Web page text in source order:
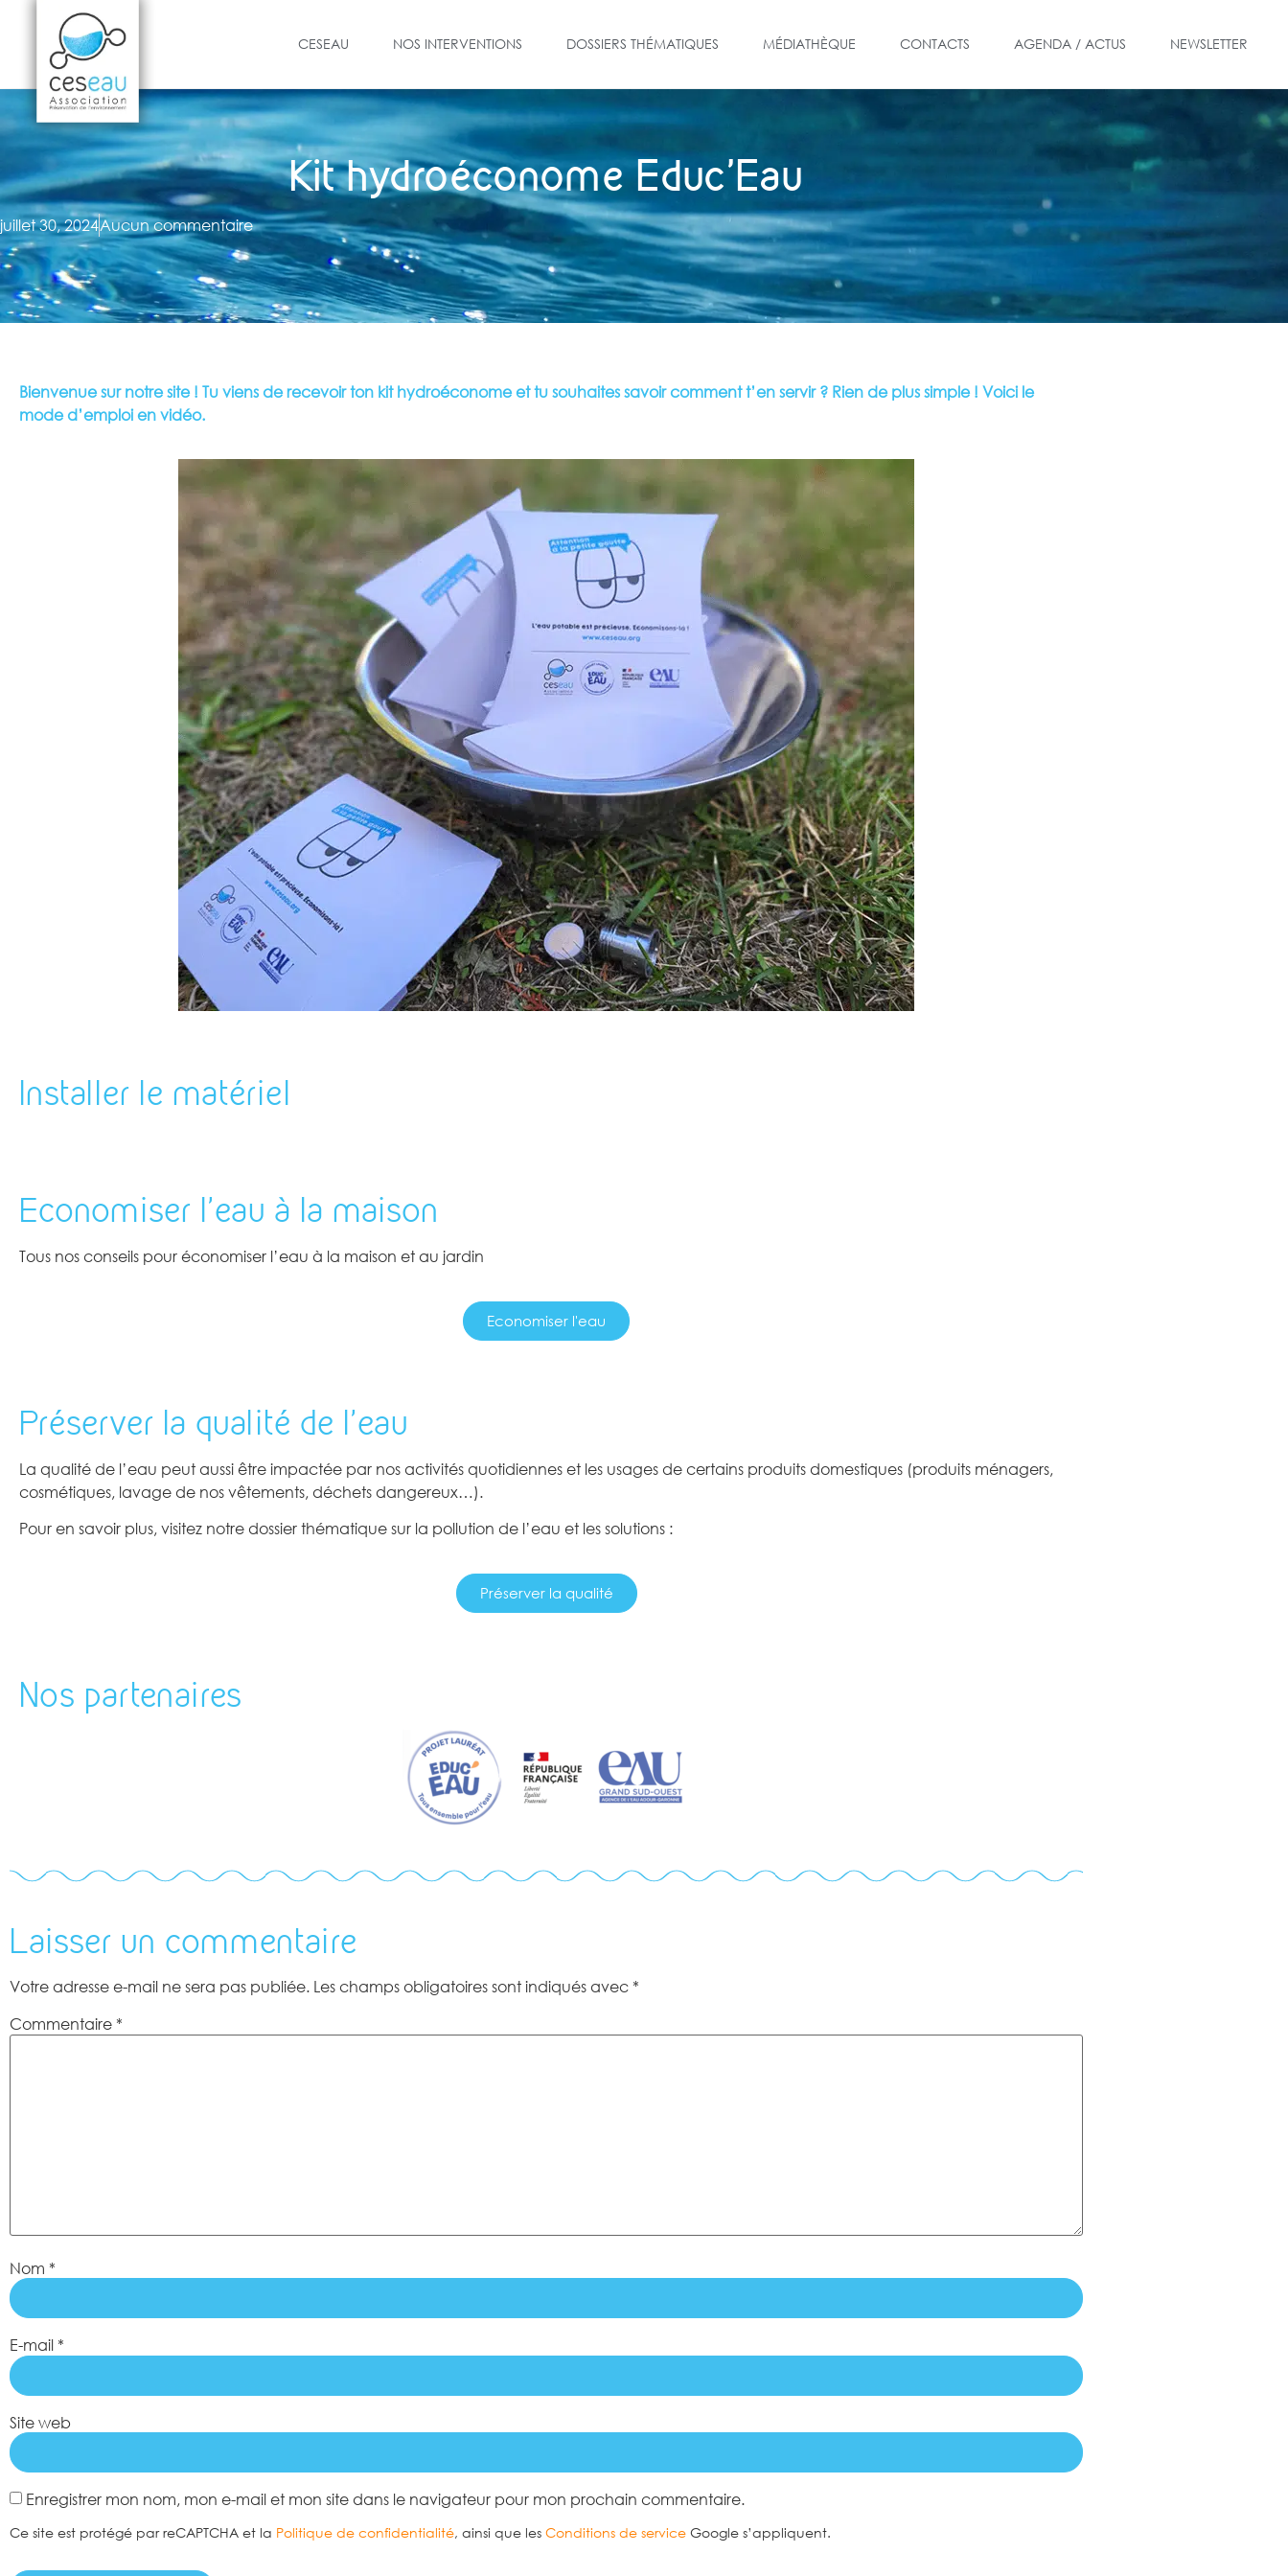
CESEAU NOS INTERVENTIONS DOSSIERS THÉMATIQUES MÉDIATHÈQUE CONTACTS AGENDA / ACTUS NEWSLETTER
Kit hydroéconome Educ’Eau
juillet 30, 2024Aucun commentaire
Bienvenue sur notre site ! Tu viens de recevoir ton kit hydroéconome et tu souhaites savoir comment t’en servir ? Rien de plus simple ! Voici le
mode d’emploi en vidéo.
Installer le matériel
Economiser l'eau à la maison
Tous nos conseils pour économiser l’eau à la maison et au jardin
Economiser l'eau
Préserver la qualité de l'eau
La qualité de l’eau peut aussi être impactée par nos activités quotidiennes et les usages de certains produits domestiques (produits ménagers,
cosmétiques, lavage de nos vêtements, déchets dangereux…).
Pour en savoir plus, visitez notre dossier thématique sur la pollution de l’eau et les solutions :
Préserver la qualité
Nos partenaires
Laisser un commentaire
Votre adresse e-mail ne sera pas publiée. Les champs obligatoires sont indiqués avec *
Commentaire *
Nom *
E-mail *
Site web
Enregistrer mon nom, mon e-mail et mon site dans le navigateur pour mon prochain commentaire.
Ce site est protégé par reCAPTCHA et la Politique de confidentialité, ainsi que les Conditions de service Google s’appliquent.